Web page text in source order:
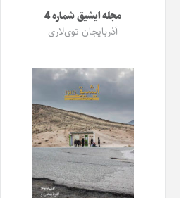
مجله ایشیق شماره 4
آذربایجان توی‌لاری